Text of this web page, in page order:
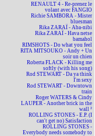
RENAULT 4 - Re-prenez le
volant avec FANGIO
Richie SAMBORA - Mister
bluesman
Rika ZARAÏ - Aba-nibi
Rika ZARAÏ - Hava netse
bamahol
RIMSHOTS - Do what you feel
RITA MITSOUKO - Andy + Un
soir un chien
Roberta FLACK - Killing me
softly (with his song)
Rod STEWART - Da ya think
I'm sexy
Rod STEWART - Downtown
train
Roger WATERS & Cindy
LAUPER - Another brick in the
wall ²
ROLLING STONES - E.P. (I
can't get no) Satisfaction
ROLLING STONES -
Everybody needs somebody to